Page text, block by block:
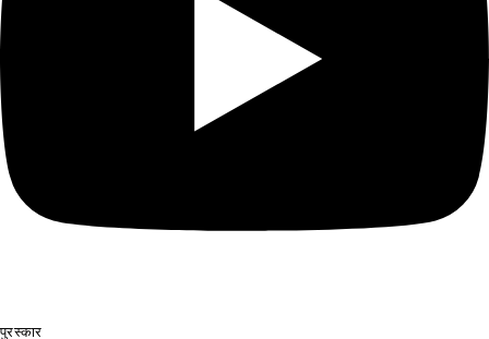
पुरस्कार